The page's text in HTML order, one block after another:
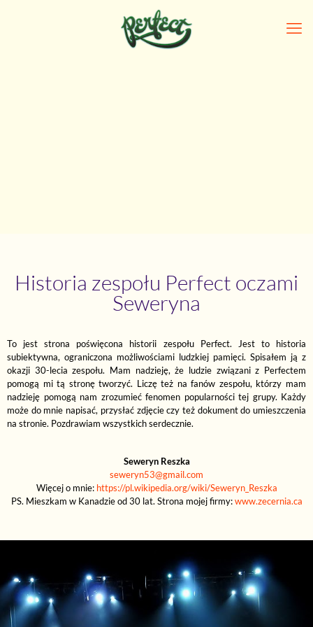
Historia zespołu Perfect oczami
Seweryna
To jest strona poświęcona historii zespołu Perfect. Jest to historia
subiektywna, ograniczona możliwościami ludzkiej pamięci. Spisałem ją z
okazji 30-lecia zespołu. Mam nadzieję, że ludzie związani z Perfectem
pomogą mi tą stronę tworzyć. Liczę też na fanów zespołu, którzy mam
nadzieję pomogą nam zrozumieć fenomen popularności tej grupy. Każdy
może do mnie napisać, przysłać zdjęcie czy też dokument do umieszczenia
na stronie. Pozdrawiam wszystkich serdecznie.
Seweryn Reszka
seweryn53@gmail.com
Więcej o mnie: https://pl.wikipedia.org/wiki/Seweryn_Reszka
PS. Mieszkam w Kanadzie od 30 lat. Strona mojej firmy:www.zecernia.ca